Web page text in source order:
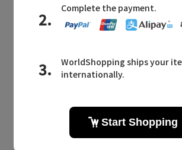
その他(傘・ハン
BONAVENTURA NEWS
ボナベンチュラに関連するニュース